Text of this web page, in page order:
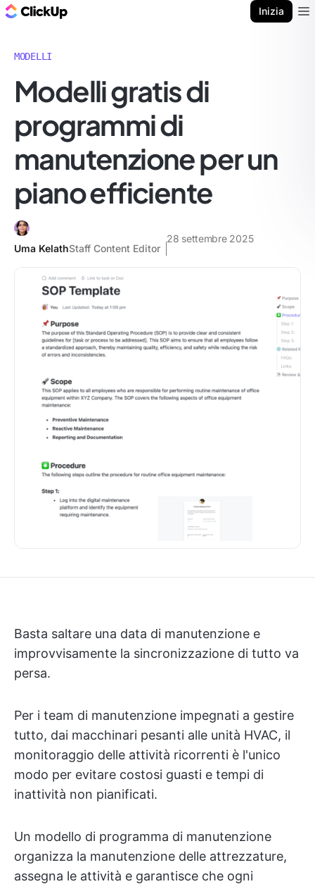
Inizia
MODELLI
Modelli gratis di
programmi di
manutenzione per un
piano efficiente
Uma KelathStaff Content Editor
28 settembre 2025
Basta saltare una data di manutenzione e
improvvisamente la sincronizzazione di tutto va
persa.
Per i team di manutenzione impegnati a gestire
tutto, dai macchinari pesanti alle unità HVAC, il
monitoraggio delle attività ricorrenti è l'unico
modo per evitare costosi guasti e tempi di
inattività non pianificati.
Un modello di programma di manutenzione
organizza la manutenzione delle attrezzature,
assegna le attività e garantisce che ogni